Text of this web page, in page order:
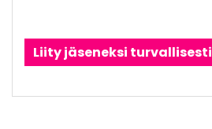
Liity jäseneksi turvallisesti